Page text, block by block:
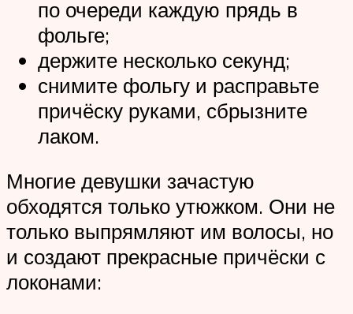
по очереди каждую прядь в
фольге;
держите несколько секунд;
снимите фольгу и расправьте
причёску руками, сбрызните
лаком.
Многие девушки зачастую
обходятся только утюжком. Они не
только выпрямляют им волосы, но
и создают прекрасные причёски с
локонами: